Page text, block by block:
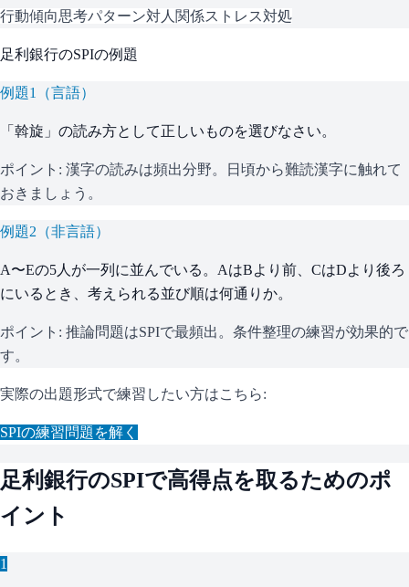
行動傾向思考パターン対人関係ストレス対処
足利銀行のSPIの例題
例題1 （言語）
「斡旋」の読み方として正しいものを選びなさい。
ポイント: 漢字の読みは頻出分野。日頃から難読漢字に触れて
おきましょう。
例題2 （非言語）
A〜Eの5人が一列に並んでいる。AはBより前、CはDより後ろ
にいるとき、考えられる並び順は何通りか。
ポイント: 推論問題はSPIで最頻出。条件整理の練習が効果的で
す。
実際の出題形式で練習したい方はこちら:
SPIの練習問題を解く
足利銀行のSPIで高得点を取るためのポ
イント
1